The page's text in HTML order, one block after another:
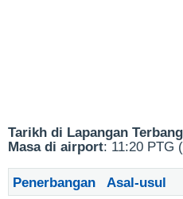
Tarikh di Lapangan Terbang
Masa di airport: 11:20 PTG
Penerbangan Asal-usul